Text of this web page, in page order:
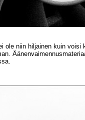
ole niin hiljainen kuin